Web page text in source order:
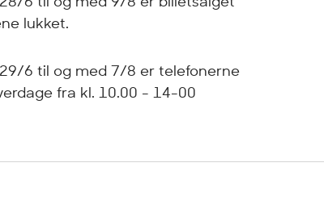
lukket.
29/6 til og med 7/8 er telefonerne
fra kl. 10.00 - 14-00